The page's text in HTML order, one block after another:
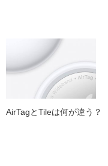
AirTagとTileは何が違う？